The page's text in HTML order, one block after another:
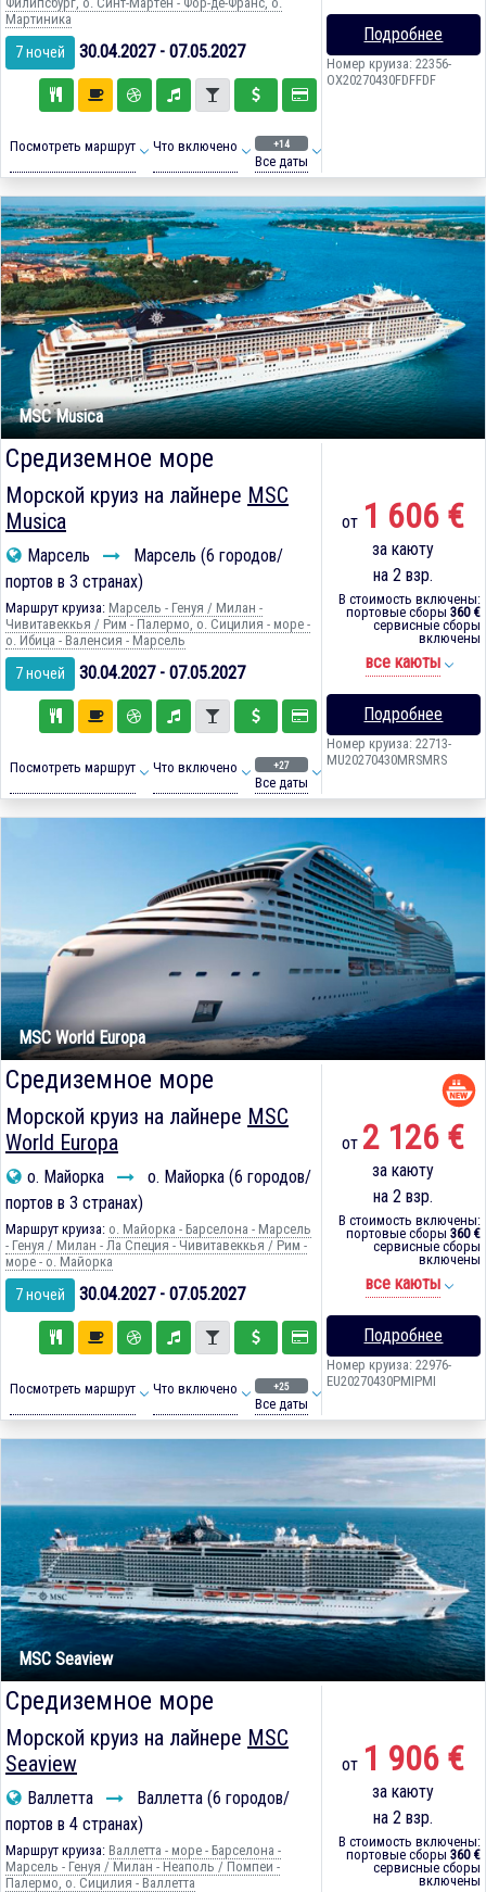
Мартиника
7 ночей 30.04.2027 - 07.05.2027
Посмотреть маршрут Что включено +14
Все даты
Подробнее
Номер круиза: 22356-
OX20270430FDFFDF
MSC Musica
Средиземное море
Морской круиз на лайнере MSC
Musica
Марсель
Марсель (6 городов/
портов в 3 странах)
Маршрут круиза: Марсель - Генуя / Милан -
Чивитавеккья / Рим - Палермо, о. Сицилия - море -
о. Ибица - Валенсия - Марсель
7 ночей 30.04.2027 - 07.05.2027
Посмотреть маршрут Что включено +27
Все даты
от 1 606 €
за каюту
на 2 взр.
В стоимость включены:
портовые сборы 360 €
сервисные сборы
включены
все каюты
Подробнее
Номер круиза: 22713-
MU20270430MRSMRS
MSC World Europa
Средиземное море
Морской круиз на лайнере MSC
World Europa
о. Майорка
о. Майорка (6 городов/
портов в 3 странах)
Маршрут круиза: о. Майорка - Барселона - Марсель
- Генуя / Милан - Ла Специя - Чивитавеккья / Рим -
море - о. Майорка
7 ночей 30.04.2027 - 07.05.2027
Посмотреть маршрут Что включено +25
Все даты
от 2 126 €
за каюту
на 2 взр.
В стоимость включены:
портовые сборы 360 €
сервисные сборы
включены
все каюты
Подробнее
Номер круиза: 22976-
EU20270430PMIPMI
MSC Seaview
Средиземное море
Морской круиз на лайнере MSC
Seaview
Валлетта
Валлетта (6 городов/
портов в 4 странах)
Маршрут круиза: Валлетта - море - Барселона -
Марсель - Генуя / Милан - Неаполь / Помпеи -
Палермо, о. Сицилия - Валлетта
от 1 906 €
за каюту
на 2 взр.
В стоимость включены:
портовые сборы 360 €
сервисные сборы
включены